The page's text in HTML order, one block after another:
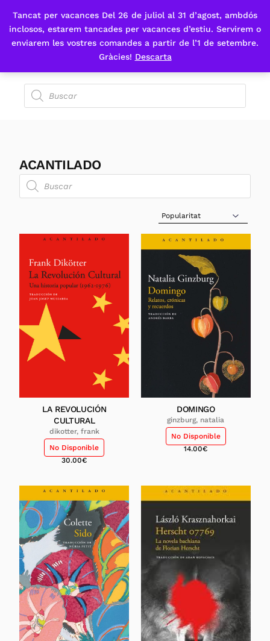
Tancat per vacances Del 26 de juliol al 31 d’agost, ambdós
inclosos, estarem tancades per vacances d’estiu. Servirem o
enviarem les vostres comandes a partir de l’1 de setembre.
Gràcies! Descarta
Fes-te'n sòcia
ACANTILADO
Sort Products
LA REVOLUCIÓN
CULTURAL
dikotter, frank
No Disponible
30.00€
DOMINGO
ginzburg, natalia
No Disponible
14.00€